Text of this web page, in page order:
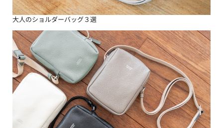
大人のショルダーバッグ３選